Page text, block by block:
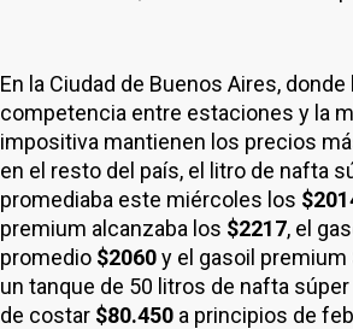
En la Ciudad de Buenos Aires, donde
competencia entre estaciones y la
impositiva mantienen los precios
en el resto del país, el litro de nafta
promediaba este miércoles los
premium alcanzaba los $2217, el
promedio $2060y el gasoil premium
un tanque de 50 litros de nafta súper
de costar $80.450 a principios de